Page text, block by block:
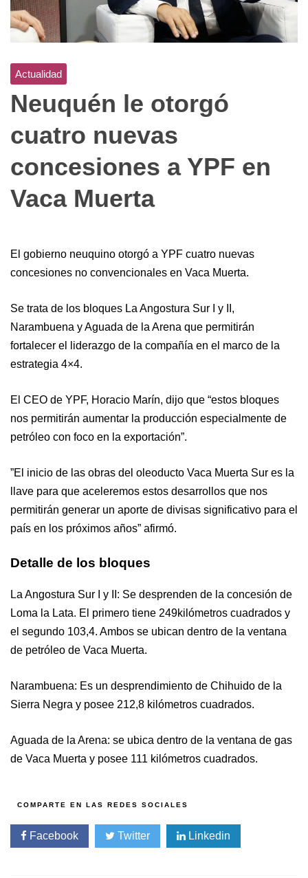
Actualidad
Neuquén le otorgó
cuatro nuevas
concesiones a YPF en
Vaca Muerta
El gobierno neuquino otorgó a YPF cuatro nuevas
concesiones no convencionales en Vaca Muerta.
Se trata de los bloques La Angostura Sur I y II,
Narambuena y Aguada de la Arena que permitirán
fortalecer el liderazgo de la compañía en el marco de la
estrategia 4×4.
El CEO de YPF, Horacio Marín, dijo que “estos bloques
nos permitirán aumentar la producción especialmente de
petróleo con foco en la exportación”.
”El inicio de las obras del oleoducto Vaca Muerta Sur es la
llave para que aceleremos estos desarrollos que nos
permitirán generar un aporte de divisas significativo para el
país en los próximos años” afirmó.
Detalle de los bloques
La Angostura Sur I y II: Se desprenden de la concesión de
Loma la Lata. El primero tiene 249kilómetros cuadrados y
el segundo 103,4. Ambos se ubican dentro de la ventana
de petróleo de Vaca Muerta.
Narambuena: Es un desprendimiento de Chihuido de la
Sierra Negra y posee 212,8 kilómetros cuadrados.
Aguada de la Arena: se ubica dentro de la ventana de gas
de Vaca Muerta y posee 111 kilómetros cuadrados.
Facebook Twitter Linkedin